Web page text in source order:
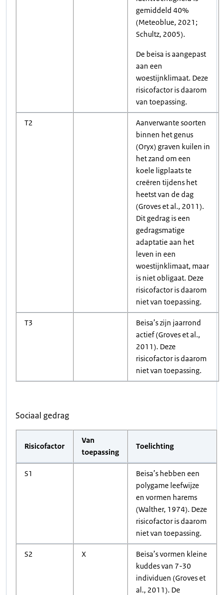
gemiddeld 40%
(Meteoblue, 2021;
Schultz, 2005).
De beisa is aangepast
aan een
woestijnklimaat. Deze
risicofactor is daarom
van toepassing.
T2
Aanverwante soorten
binnen het genus
(Oryx) graven kuilen in
het zand om een
koele ligplaats te
creëren tijdens het
heetst van de dag
(Groves et al., 2011).
Dit gedrag is een
gedragsmatige
adaptatie aan het
leven in een
woestijnklimaat, maar
is niet obligaat. Deze
risicofactor is daarom
niet van toepassing.
T3
Beisa’s zijn jaarrond
actief (Groves et al.,
2011). Deze
risicofactor is daarom
niet van toepassing.
Sociaal gedrag
Risicofactor
Van
toepassing
Toelichting
S1
Beisa’s hebben een
polygame leefwijze
en vormen harems
(Walther, 1974). Deze
risicofactor is daarom
niet van toepassing.
S2 X
Beisa’s vormen kleine
kuddes van 7-30
individuen (Groves et
al., 2011). De